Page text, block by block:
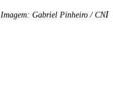
Imagem: Gabriel Pinheiro / CNI